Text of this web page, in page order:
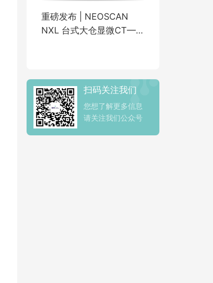
重磅发布 | NEOSCAN
NXL 台式大仓显微CT——
扫码关注我们
您想了解更多信息
请关注我们公众号